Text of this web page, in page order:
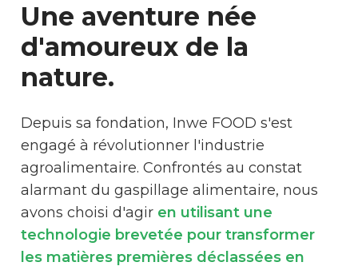
Une aventure née
d'amoureux de la
nature.
Depuis sa fondation, Inwe FOOD s'est
engagé à révolutionner l'industrie
agroalimentaire. Confrontés au constat
alarmant du gaspillage alimentaire, nous
avons choisi d'agir en utilisant une
technologie brevetée pour transformer
les matières premières déclassées en